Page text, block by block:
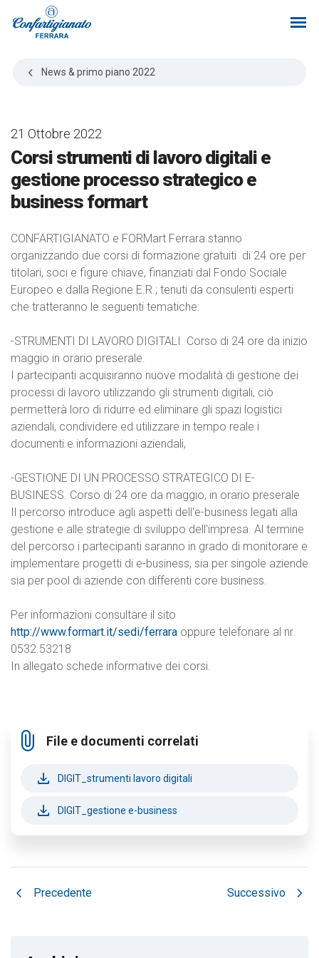
News & primo piano 2022
21 Ottobre 2022
Corsi strumenti di lavoro digitali e
gestione processo strategico e
business formart
CONFARTIGIANATO e FORMart Ferrara stanno
organizzando due corsi di formazione gratuiti di 24 ore per
titolari, soci e figure chiave, finanziati dal Fondo Sociale
Europeo e dalla Regione E.R.; tenuti da consulenti esperti
che tratteranno le seguenti tematiche:
-STRUMENTI DI LAVORO DIGITALI Corso di 24 ore da inizio
maggio in orario preserale.
I partecipanti acquisiranno nuove modalità di gestione dei
processi di lavoro utilizzando gli strumenti digitali, ciò
permetterà loro di ridurre ed eliminare gli spazi logistici
aziendali, condividere ed utilizzare in tempo reale i
documenti e informazioni aziendali,
-GESTIONE DI UN PROCESSO STRATEGICO DI E-
BUSINESS. Corso di 24 ore da maggio, in orario preserale
Il percorso introduce agli aspetti dell'e-business legati alla
gestione e alle strategie di sviluppo dell'impresa. Al termine
del percorso i partecipanti saranno in grado di monitorare e
implementare progetti di e-business, sia per singole aziende
sia per pool di aziende con differenti core business.
Per informazioni consultare il sito
http://www.formart.it/sedi/ferrara oppure telefonare al nr.
0532.53218
In allegato schede informative dei corsi.
attach_file File e documenti correlati
file_download DIGIT_strumenti lavoro digitali
file_download DIGIT_gestione e-business
chevron_left Precedente Successivo chevron_right